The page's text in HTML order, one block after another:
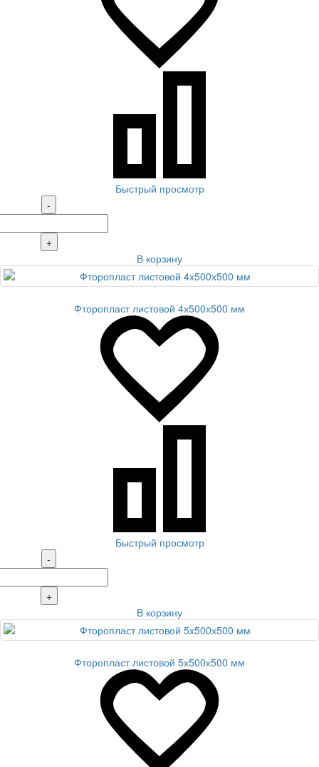
Быстрый просмотр
-
+
В корзину
Фторопласт листовой 4х500х500 мм
Быстрый просмотр
-
+
В корзину
Фторопласт листовой 5х500х500 мм